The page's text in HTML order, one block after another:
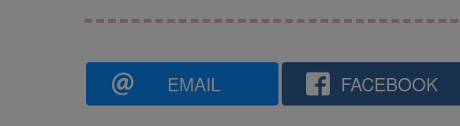
EMAIL FACEBOOK